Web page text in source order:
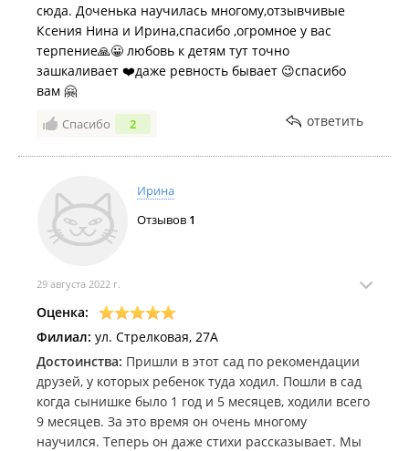
сюда. Доченька научилась многому,отзывчивые
Ксения Нина и Ирина,спасибо ,огромное у вас
терпение🙏😀 любовь к детям тут точно
зашкаливает ❤️даже ревность бывает 😉спасибо
вам 🤗
Спасибо 2 ответить
Ирина
Отзывов 1
29 августа 2022 г.
Оценка:
Филиал: ул. Стрелковая, 27А
Достоинства: Пришли в этот сад по рекомендации
друзей, у которых ребенок туда ходил. Пошли в сад
когда сынишке было 1 год и 5 месяцев, ходили всего
9 месяцев. За это время он очень многому
научился. Теперь он даже стихи рассказывает. Мы